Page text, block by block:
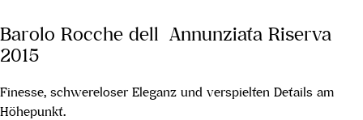
Barolo Rocche dell´Annunziata Riserva
2015
Finesse, schwereloser Eleganz und verspielten Details am
Höhepunkt.